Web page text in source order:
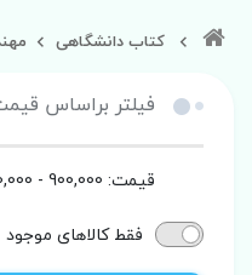
کتاب دانشگاهی
فیلتر براساس
قیمت: 900,000 - 900,000
فقط کالاهای موجود